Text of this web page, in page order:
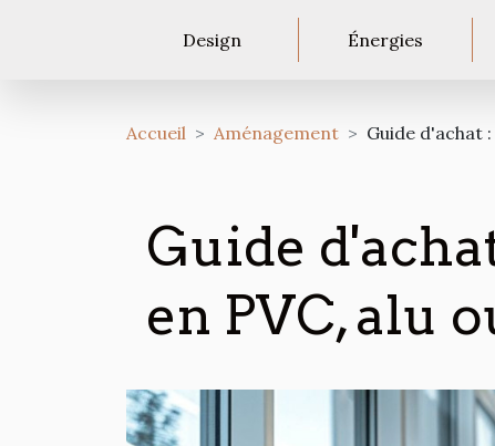
Design Énergies
Accueil Aménagement Guide d'achat
Guide
en PVC, alu